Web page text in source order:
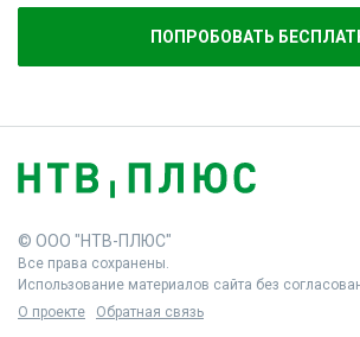
ПОПРОБОВАТЬ
© ООО "НТВ-ПЛЮС"
Все права сохранены.
Использование материалов сайта без
О проекте
Обратная связь